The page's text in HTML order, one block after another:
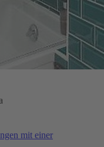
mit einer